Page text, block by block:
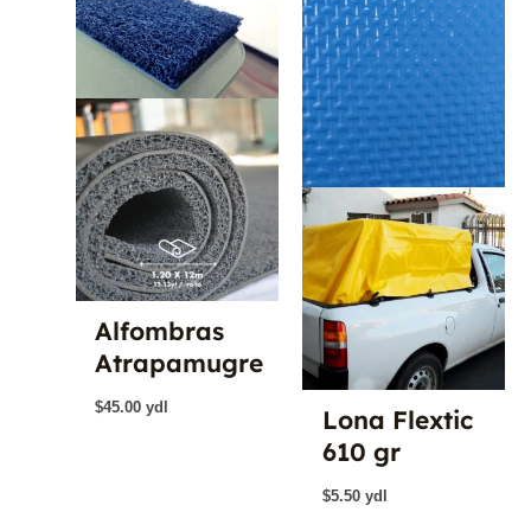
$6.00
Alfombras
Atrapamugre
$45.00 ydl
Lona Flextic
610 gr
$5.50 ydl